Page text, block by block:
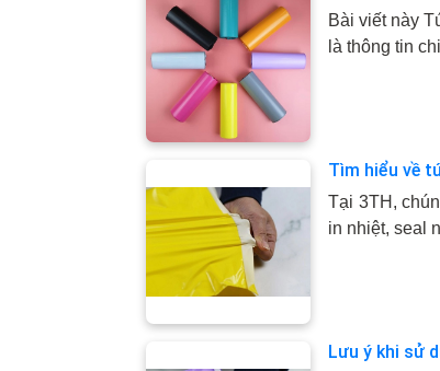
Bài viết này
là thông tin
Tìm hiểu về
Tại 3TH,
in nhiệt, seal
Lưu ý khi sử